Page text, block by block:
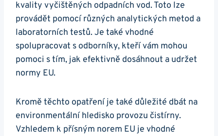
kvality vyčištěných odpadních vod. Toto lze
provádět pomocí různých analytických metod a
laboratorních testů. Je také vhodné
spolupracovat s odborníky, kteří vám mohou
pomoci s tím, jak efektivně dosáhnout a udržet
normy EU.
Kromě těchto opatření je také důležité dbát na
environmentální hledisko provozu čistírny.
Vzhledem k přísným norem EU je vhodné